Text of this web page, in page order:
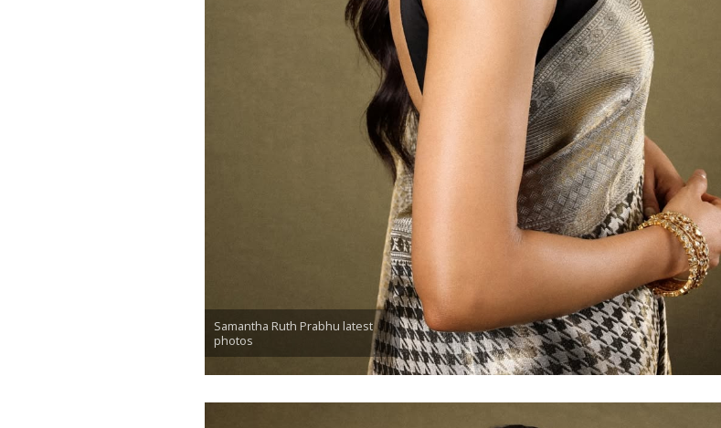
Samantha Ruth Prabhu latest
photos